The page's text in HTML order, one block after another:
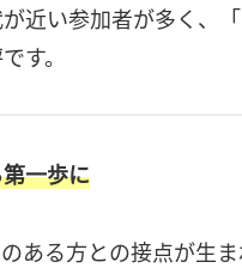
近い参加者が多く、
す。
一歩に
ある方との接点が生ま